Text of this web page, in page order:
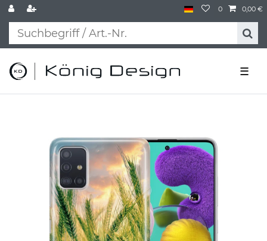
0 0,00 €
☰